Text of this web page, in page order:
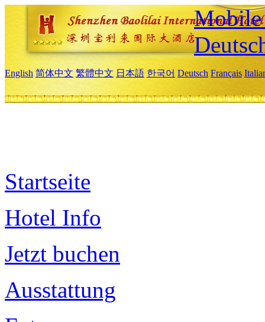
Mobile
English 简体中文 繁體中文 日本語 한국어 Deutsch Français
Startseite
Hotel Info
Jetzt buchen
Ausstattung